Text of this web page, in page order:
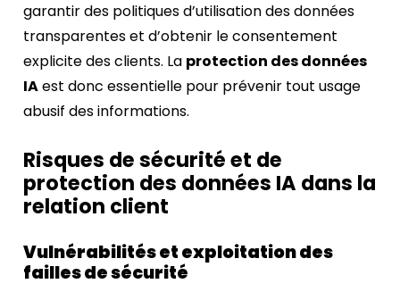
garantir des politiques d’utilisation des données
transparentes et d’obtenir le consentement
explicite des clients. La protection des données
IAest donc essentielle pour prévenir tout usage
abusif des informations.
Risques de sécurité et de
protection des données IA dans la
relation client
Vulnérabilités et exploitation des
failles de sécurité